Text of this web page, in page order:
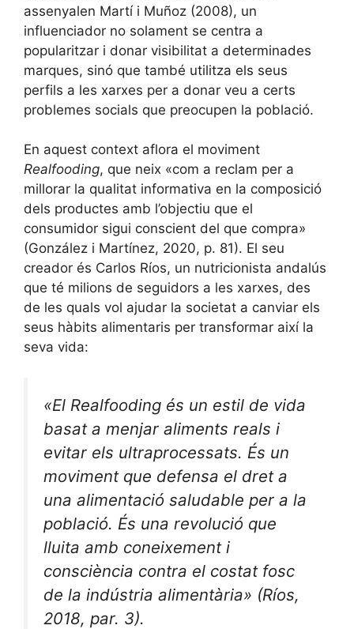
assenyalen Martí i Muñoz (2008), un
influenciador no solament se centra a
popularitzar i donar visibilitat a determinades
marques, sinó que també utilitza els seus
perfils a les xarxes per a donar veu a certs
problemes socials que preocupen la població.
En aquest context aflora el moviment
Realfooding, que neix «com a reclam per a
millorar la qualitat informativa en la composició
dels productes amb l’objectiu que el
consumidor sigui conscient del que compra»
(González i Martínez, 2020, p. 81). El seu
creador és Carlos Ríos, un nutricionista andalús
que té milions de seguidors a les xarxes, des
de les quals vol ajudar la societat a canviar els
seus hàbits alimentaris per transformar així la
seva vida:
«El Realfooding és un estil de vida
basat a menjar aliments reals i
evitar els ultraprocessats. És un
moviment que defensa el dret a
una alimentació saludable per a la
població. És una revolució que
lluita amb coneixement i
consciència contra el costat fosc
de la indústria alimentària» (Ríos,
2018, par. 3).